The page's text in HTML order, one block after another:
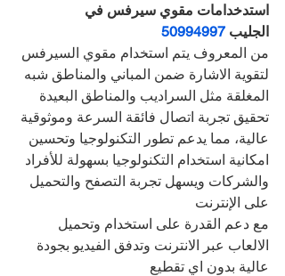
استدخدامات مقوي سيرفس في
الجليب 50994997
من المعروف يتم استخدام مقوي السيرفس
لتقوية الاشارة ضمن المباني والمناطق شبه
المغلقة مثل السراديب والمناطق البعيدة
تحقيق تجربة اتصال فائقة السرعة وموثوقية
عالية، مما يدعم تطور التكنولوجيا وتحسين
امكانية استخدام التكنولوجيا بسهولة للأفراد
والشركات ويسهل تجربة التصفح والتحميل
على الإنترنت
مع دعم القدرة على استخدام وتحميل
الالعاب عبر الانترنت وتدفق الفيديو بجودة
عالية بدون اي تقطيع